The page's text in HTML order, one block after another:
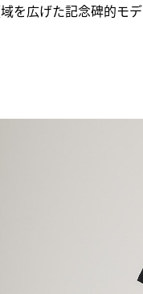
を広げた記念碑的モデ